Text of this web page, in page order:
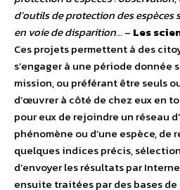
d’outils de protection des
en voie de disparition… – Les
Ces projets permettent à des
s’engager à une période donnée
mission, ou préférant être seuls
d’œuvrer à côté de chez eux en
pour eux de rejoindre un réseau
phénomène ou d’une espèce, de
quelques indices précis,
d’envoyer les résultats par
ensuite traitées par des bases